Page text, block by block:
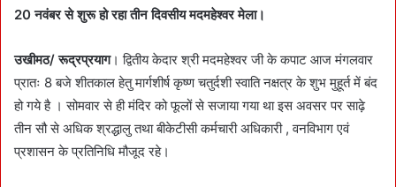
l
20 नवंबर से शुरू हो रहा तीन दिवसीय मदमहेश्वर मेला।
उखीमठ/ रूद्रप्रयाग। द्वितीय केदार श्री मदमहेश्वर जी के कपाट आज मंगलवार
प्रातः 8 बजे शीतकाल हेतु मार्गशीर्ष कृष्ण चतुर्दशी स्वाति नक्षत्र के शुभ मुहूर्त में बंद
हो गये है । सोमवार से ही मंदिर को फूलों से सजाया गया था इस अवसर पर साढ़े
तीन सौ से अधिक श्रद्धालु तथा बीकेटीसी कर्मचारी अधिकारी , वनविभाग एवं
प्रशासन के प्रतिनिधि मौजूद रहे।